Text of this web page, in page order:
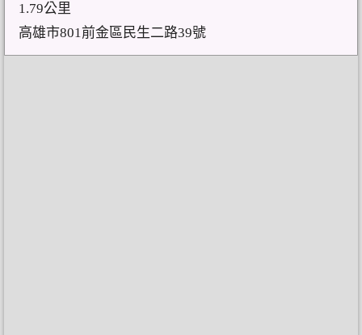
1.79公里
高雄市801前金區民生二路39號